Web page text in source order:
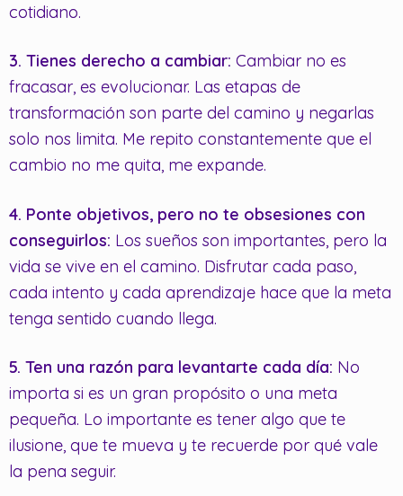
cotidiano.
3. Tienes derecho a cambiar: Cambiar no es
fracasar, es evolucionar. Las etapas de
transformación son parte del camino y negarlas
solo nos limita. Me repito constantemente que el
cambio no me quita, me expande.
4. Ponte objetivos, pero no te obsesiones con
conseguirlos: Los sueños son importantes, pero la
vida se vive en el camino. Disfrutar cada paso,
cada intento y cada aprendizaje hace que la meta
tenga sentido cuando llega.
5. Ten una razón para levantarte cada día: No
importa si es un gran propósito o una meta
pequeña. Lo importante es tener algo que te
ilusione, que te mueva y te recuerde por qué vale
la pena seguir.